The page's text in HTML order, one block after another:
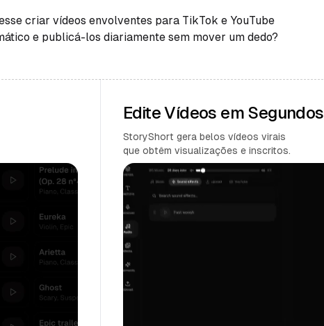
criar vídeos envolventes para TikTok e YouTube
e publicá-los diariamente sem mover um dedo?
Edite Vídeos em Segundos
StoryShort gera belos vídeos virais
que obtêm visualizações e inscritos.